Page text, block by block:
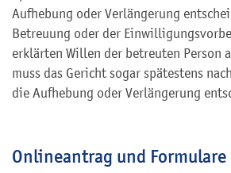
Aufhebung oder Verlängerung
Betreuung oder der
erklärten Willen der betreuten Person
muss das Gericht sogar spätestens
die Aufhebung oder Verlängerung
Onlineantrag und Formulare